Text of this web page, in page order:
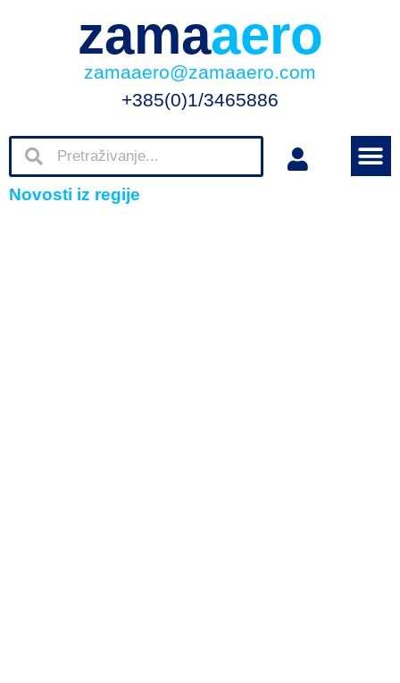
zamaaero
zamaaero@zamaaero.com
+385(0)1/3465886
Novosti iz regije